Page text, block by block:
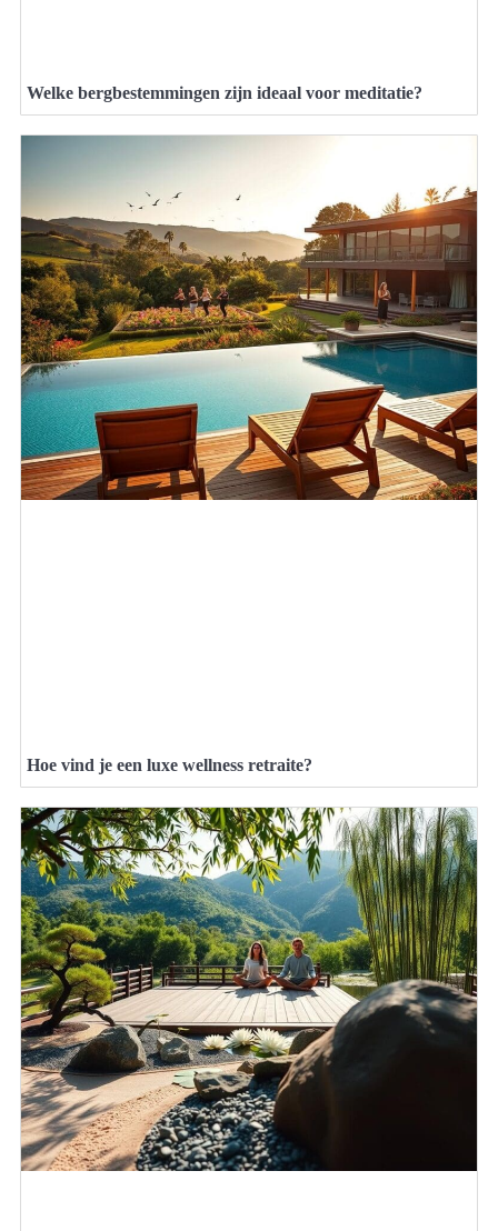
Welke bergbestemmingen zijn ideaal voor meditatie?
Hoe vind je een luxe wellness retraite?